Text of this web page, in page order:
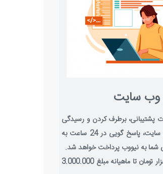
وب سایت
پشتیبانی، برطرف کردن و رسیدگی
به امور فنی و زیر ساختی سایت، پاسخ گویی در 24 ساعت به
شما به نیووب پرداخت خواهد شد.
حدود مبلغ از 500.000 هزار تومان تا ماهیانه مبلغ 3.000.000